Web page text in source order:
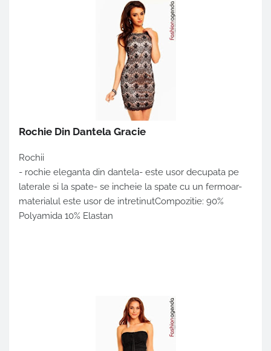
Rochie Din Dantela Gracie
Rochii
- rochie eleganta din dantela- este usor decupata pe
laterale si la spate- se incheie la spate cu un fermoar-
materialul este usor de intretinutCompozitie: 90%
Polyamida 10% Elastan